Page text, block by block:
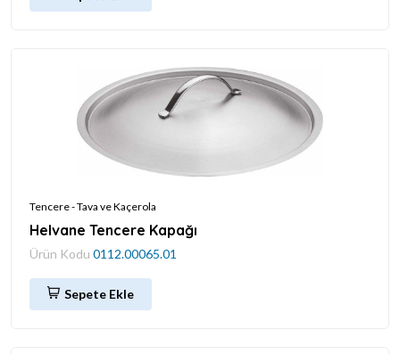
Tencere - Tava ve Kaçerola
Helvane Tencere Kapağı
Ürün Kodu 0112.00065.01
Sepete Ekle